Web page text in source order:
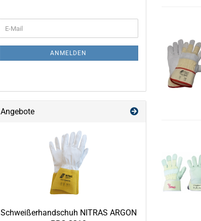
ZUR
E-
Mail
ANMELDEN
Angebote
Schweißerhandschuh NITRAS ARGON